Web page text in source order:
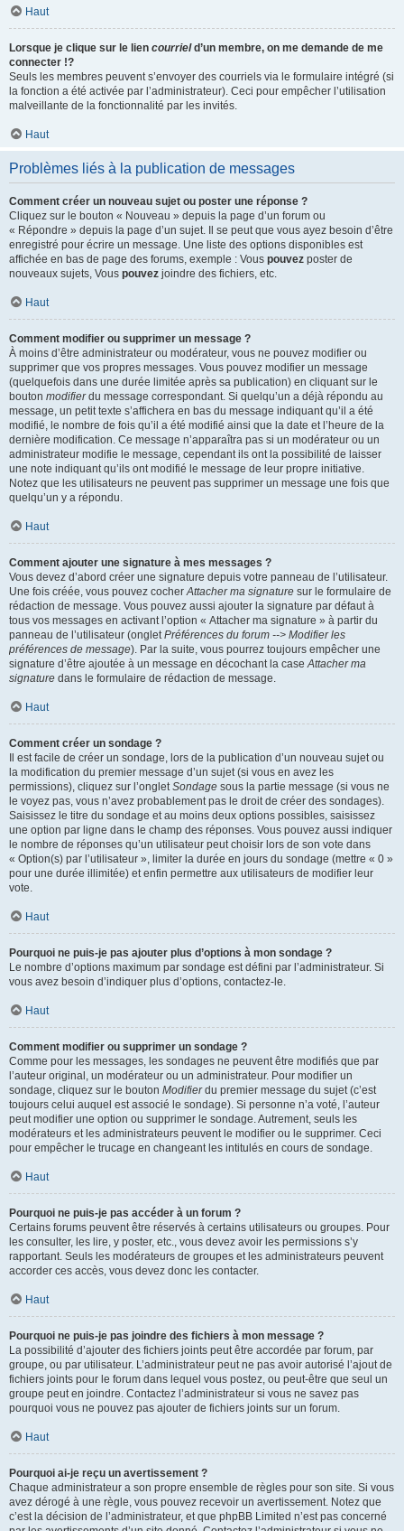
Haut
Lorsque je clique sur le lien courrield’un membre, on me demande de me
connecter !?
Seuls les membres peuvent s’envoyer des courriels via le formulaire intégré (si
la fonction a été activée par l’administrateur). Ceci pour empêcher l’utilisation
malveillante de la fonctionnalité par les invités.
Haut
Problèmes liés à la publication de messages
Comment créer un nouveau sujet ou poster une réponse ?
Cliquez sur le bouton « Nouveau » depuis la page d’un forum ou
« Répondre » depuis la page d’un sujet. Il se peut que vous ayez besoin d’être
enregistré pour écrire un message. Une liste des options disponibles est
affichée en bas de page des forums, exemple : Vous pouvez poster de
nouveaux sujets, Vous pouvez joindre des fichiers, etc.
Haut
Comment modifier ou supprimer un message ?
À moins d’être administrateur ou modérateur, vous ne pouvez modifier ou
supprimer que vos propres messages. Vous pouvez modifier un message
(quelquefois dans une durée limitée après sa publication) en cliquant sur le
bouton modifierdu message correspondant. Si quelqu’un a déjà répondu au
message, un petit texte s’affichera en bas du message indiquant qu’il a été
modifié, le nombre de fois qu’il a été modifié ainsi que la date et l’heure de la
dernière modification. Ce message n’apparaîtra pas si un modérateur ou un
administrateur modifie le message, cependant ils ont la possibilité de laisser
une note indiquant qu’ils ont modifié le message de leur propre initiative.
Notez que les utilisateurs ne peuvent pas supprimer un message une fois que
quelqu’un y a répondu.
Haut
Comment ajouter une signature à mes messages ?
Vous devez d’abord créer une signature depuis votre panneau de l’utilisateur.
Une fois créée, vous pouvez cocherAttacher ma signature sur le formulaire de
rédaction de message. Vous pouvez aussi ajouter la signature par défaut à
tous vos messages en activant l’option « Attacher ma signature » à partir du
panneau de l’utilisateur (ongletPréférences du forum --> Modifier les
préférences de message). Par la suite, vous pourrez toujours empêcher une
signature d’être ajoutée à un message en décochant la caseAttacher ma
signature dans le formulaire de rédaction de message.
Haut
Comment créer un sondage ?
Il est facile de créer un sondage, lors de la publication d’un nouveau sujet ou
la modification du premier message d’un sujet (si vous en avez les
permissions), cliquez sur l’ongletSondage sous la partie message (si vous ne
le voyez pas, vous n’avez probablement pas le droit de créer des sondages).
Saisissez le titre du sondage et au moins deux options possibles, saisissez
une option par ligne dans le champ des réponses. Vous pouvez aussi indiquer
le nombre de réponses qu’un utilisateur peut choisir lors de son vote dans
« Option(s) par l’utilisateur », limiter la durée en jours du sondage (mettre « 0 »
pour une durée illimitée) et enfin permettre aux utilisateurs de modifier leur
vote.
Haut
Pourquoi ne puis-je pas ajouter plus d’options à mon sondage ?
Le nombre d’options maximum par sondage est défini par l’administrateur. Si
vous avez besoin d’indiquer plus d’options, contactez-le.
Haut
Comment modifier ou supprimer un sondage ?
Comme pour les messages, les sondages ne peuvent être modifiés que par
l’auteur original, un modérateur ou un administrateur. Pour modifier un
sondage, cliquez sur le bouton Modifierdu premier message du sujet (c’est
toujours celui auquel est associé le sondage). Si personne n’a voté, l’auteur
peut modifier une option ou supprimer le sondage. Autrement, seuls les
modérateurs et les administrateurs peuvent le modifier ou le supprimer. Ceci
pour empêcher le trucage en changeant les intitulés en cours de sondage.
Haut
Pourquoi ne puis-je pas accéder à un forum ?
Certains forums peuvent être réservés à certains utilisateurs ou groupes. Pour
les consulter, les lire, y poster, etc., vous devez avoir les permissions s’y
rapportant. Seuls les modérateurs de groupes et les administrateurs peuvent
accorder ces accès, vous devez donc les contacter.
Haut
Pourquoi ne puis-je pas joindre des fichiers à mon message ?
La possibilité d’ajouter des fichiers joints peut être accordée par forum, par
groupe, ou par utilisateur. L’administrateur peut ne pas avoir autorisé l’ajout de
fichiers joints pour le forum dans lequel vous postez, ou peut-être que seul un
groupe peut en joindre. Contactez l’administrateur si vous ne savez pas
pourquoi vous ne pouvez pas ajouter de fichiers joints sur un forum.
Haut
Pourquoi ai-je reçu un avertissement ?
Chaque administrateur a son propre ensemble de règles pour son site. Si vous
avez dérogé à une règle, vous pouvez recevoir un avertissement. Notez que
c’est la décision de l’administrateur, et que phpBB Limited n’est pas concerné